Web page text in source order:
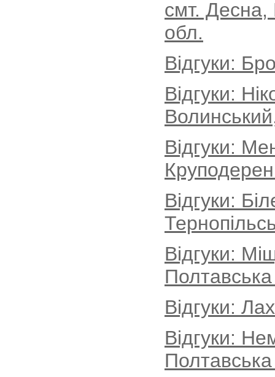
смт. Десна,
обл.
Відгуки:
Відгуки:
Відгуки:
Відгуки:
Відгуки:
Відгуки:
Відгуки: